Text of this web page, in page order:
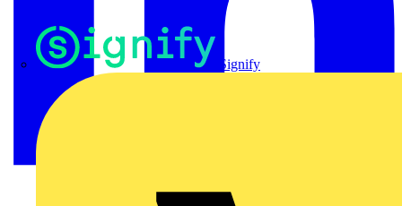
Signify